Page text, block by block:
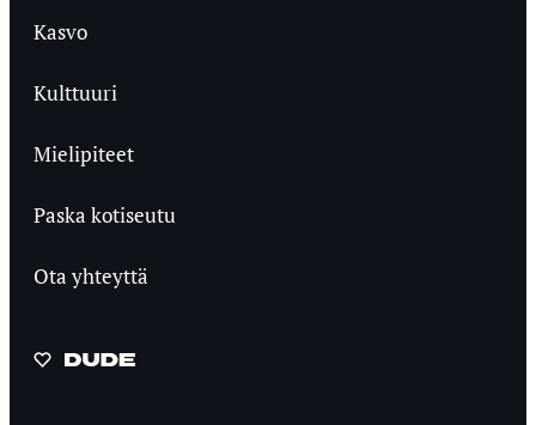
Kasvo
Kulttuuri
Mielipiteet
Paska kotiseutu
Ota yhteyttä